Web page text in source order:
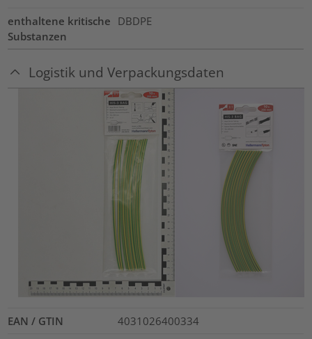
enthaltene kritische
Substanzen
DBDPE
Logistik und Verpackungsdaten
EAN / GTIN
4031026400334